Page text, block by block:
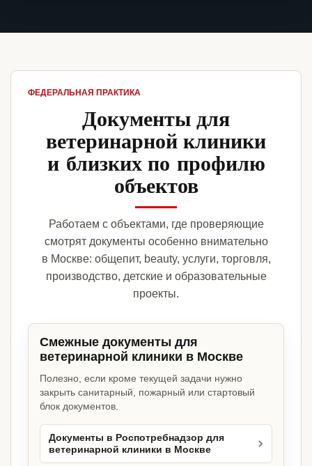
ФЕДЕРАЛЬНАЯ ПРАКТИКА
Документы для
ветеринарной клиники
и близких по профилю
объектов
Работаем с объектами, где проверяющие
смотрят документы особенно внимательно
в Москве: общепит, beauty, услуги, торговля,
производство, детские и образовательные
проекты.
Смежные документы для
ветеринарной клиники в Москве
Полезно, если кроме текущей задачи нужно
закрыть санитарный, пожарный или стартовый
блок документов.
Документы в Роспотребнадзор для
ветеринарной клиники в Москве